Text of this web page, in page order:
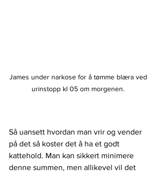
James under narkose for å tømme blæra ved
urinstopp kl 05 om morgenen.
Så uansett hvordan man vrir og vender
på det så koster det å ha et godt
kattehold. Man kan sikkert minimere
denne summen, men allikevel vil det